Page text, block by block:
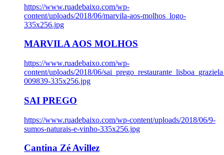
https://www.ruadebaixo.com/wp-
content/uploads/2018/06/marvila-aos-molhos_logo-
335x256.jpg
MARVILA AOS MOLHOS
https://www.ruadebaixo.com/wp-
content/uploads/2018/06/
009839-335x256.jpg
SAI PREGO
https://www.ruadebaixo.com/wp-content/uploads/2018/06/9-
sumos-naturais-e-vinho-335x256.jpg
Cantina Zé Avillez